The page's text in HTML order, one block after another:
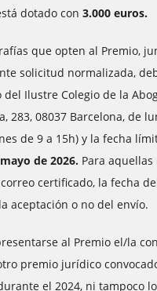
dotado con 3.000 euros.
que opten al Premio,
solicitud normalizada,
del Ilustre Colegio de la
283, 08037 Barcelona, de
de 9 a 15h) y la fecha
de 2026. Para
certificado, la fecha
aceptación o no del envío.
al Premio el/la
premio jurídico
el 2024, ni tampoco